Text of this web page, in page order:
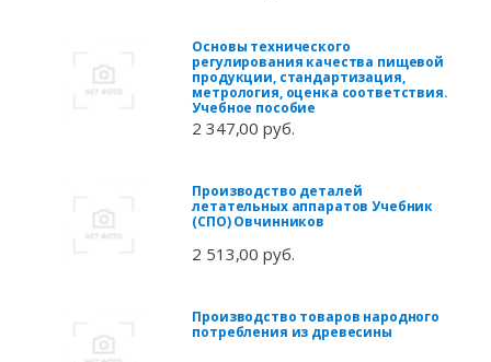
Основы технического
регулирования качества пищевой
продукции, стандартизация,
метрология, оценка соответствия.
Учебное пособие
2 347,00 руб.
Производство деталей
летательных аппаратов Учебник
(СПО) Овчинников
2 513,00 руб.
Производство товаров народного
потребления из древесины